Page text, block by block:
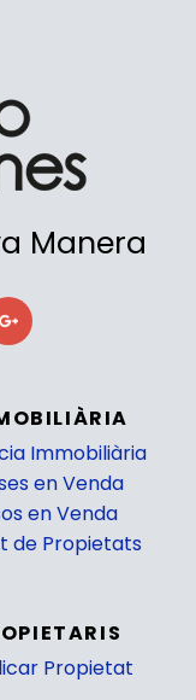
Manera
Immobiliària
en Venda
en Venda
de Propietats
Propietat